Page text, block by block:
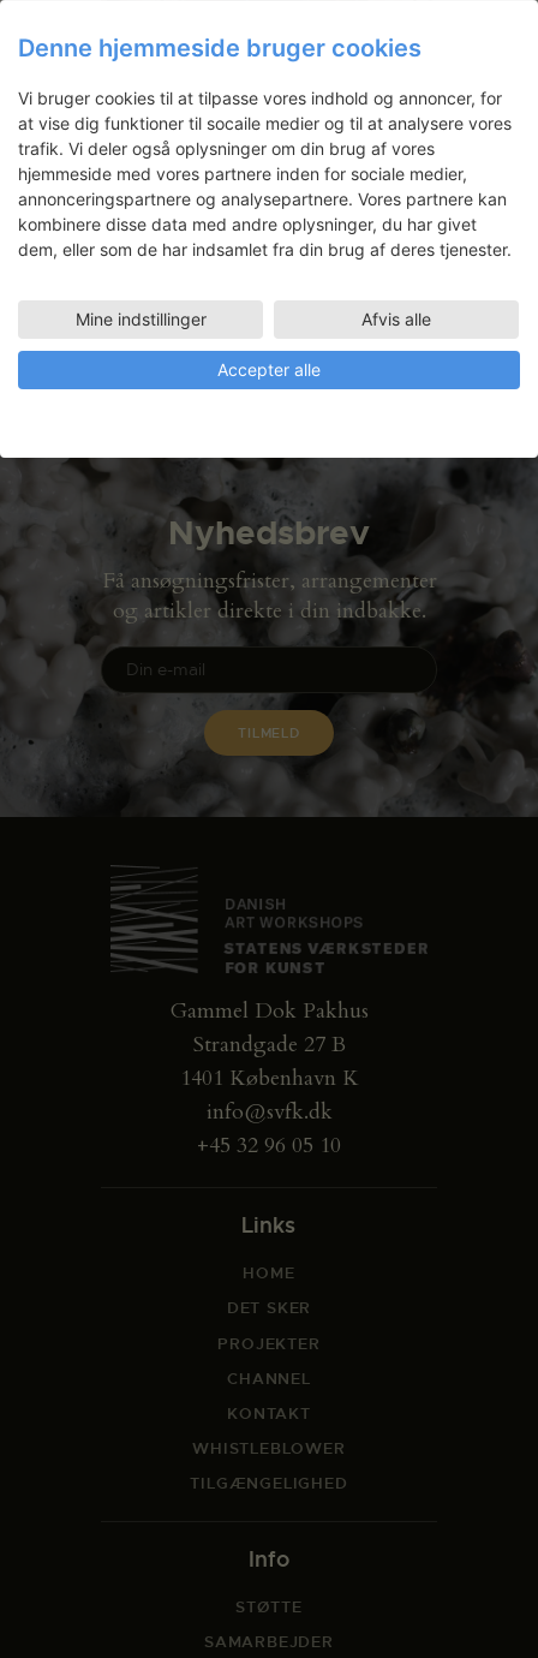
Bordets produkter
Emil Hjorth-Rohdes projekt ”Bordets
Produkter” er en materialeundersøgelse
og udvikling af nye prototyper, baseret
på tidligere designs. Maj 2015 Som
industriel designer har Emil Hjorth-Rohde
anvendt sit ophold på SVK til at
nye detaljer…
Nyhedsbrev
Få ansøgningsfrister, arrangementer
og artikler direkte i din indbakke.
Gammel Dok Pakhus
Strandgade 27 B
1401 København K
info@svfk.dk
+45 32 96 05 10
Links
HOME
DET SKER
PROJEKTER
CHANNEL
KONTAKT
WHISTLEBLOWER
TILGÆNGELIGHED
Info
STØTTE
SAMARBEJDER
Denne hjemmeside bruger cookies
Vi bruger cookies til at tilpasse vores indhold og annoncer, for
at vise dig funktioner til socaile medier og til at analysere vores
trafik. Vi deler også oplysninger om din brug af vores
hjemmeside med vores partnere inden for sociale medier,
annonceringspartnere og analysepartnere. Vores partnere kan
kombinere disse data med andre oplysninger, du har givet
dem, eller som de har indsamlet fra din brug af deres tjenester.
Mine indstillinger Afvis alle
Accepter alle